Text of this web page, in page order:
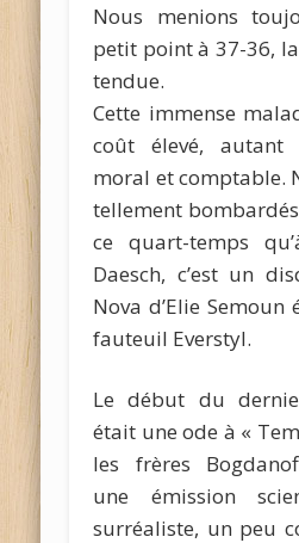
Nous menions
petit point à 37-36,
tendue.
Cette immense
coût élevé, autant
moral et comptable.
tellement
ce quart-temps
Daesch, c’est un
Nova d’Elie Semoun
fauteuil Everstyl.
Le début du
était une ode à «
les frères
une émission
surréaliste, un peu